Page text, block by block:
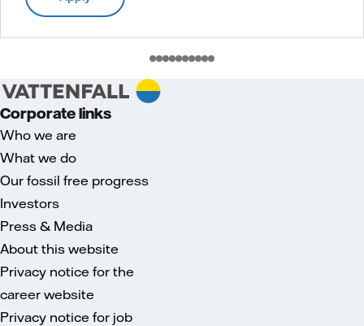
Corporate links
Who we are
What we do
Our fossil free progress
Investors
Press & Media
About this website
Privacy notice for the
career website
Privacy notice for job